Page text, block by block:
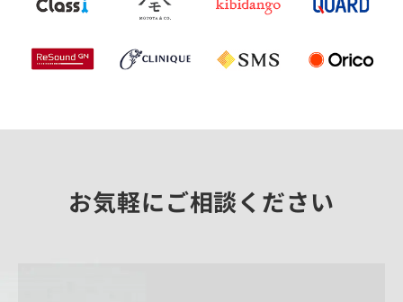
お気軽にご相談ください